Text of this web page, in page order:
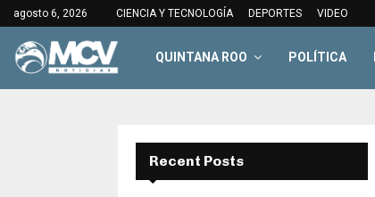
agosto 6, 2026 CIENCIA Y TECNOLOGÍA DEPORTES VIDEO
QUINTANA ROO POLÍTICA
Recent Posts